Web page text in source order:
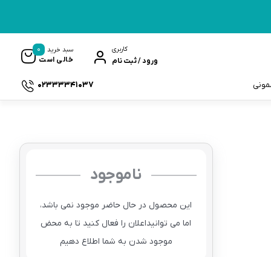
کاربری
ورود / ثبت نام
سبد خرید
خالی است
0
02333341037
ناموجود
این محصول در حال حاضر موجود نمی باشد،
اما می توانیداعلان را فعال کنید تا به محض
موجود شدن به شما اطلاع دهیم